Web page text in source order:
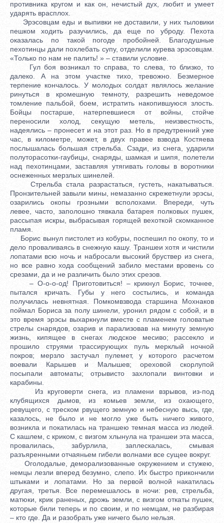
противника кругом и как он, нечистый дух, любит и умеет
ударять врасплох.
Эрэсовцам еды и выпивки не доставили, у них тыловики
пешком ходить разучились, да еще по уброду. Пехота
оказалась по такой погоде пробойней. Благодушные
пехотинцы дали похлебать супу, отделили курева эрэсовцам.
«Только по нам не палить! » – ставили условие.
Гул боя возникал то справа, то слева, то близко, то
далеко. А на этом участке тихо, тревожно. Безмерное
терпение кончалось. У молодых солдат являлось желание
ринуться в кромешную темноту, разрешить неведомое
томление пальбой, боем, истратить накопившуюся злость.
Бойцы постарше, натерпевшиеся от войны, стойче
переносили холод, секущую метель, неизвестность,
надеялись – пронесет и на этот раз. Но в предутренний уже
час, в километре, может, в двух правее взвода Костяева
послышалась большая стрельба. Сзади, из снега, ударили
полуторасотки-гаубицы, снаряды, шамкая и шипя, полетели
над пехотинцами, заставляя утягивать головы в воротники
оснеженных мерзлых шинелей.
Стрельба стала разрастаться, густеть, накатываться.
Пронзительней завыли мины, немазанно скрежетнули эрэсы,
озарились окопы грозными всполохами. Впереди, чуть
левее, часто, заполошно тявкала батарея полковых пушек,
рассыпая искры, выбрасывая горящей вехоткой скомканное
пламя.
Борис вынул пистолет из кобуры, поспешил по окопу, то и
дело проваливаясь в снежную кашу. Траншеи хотя и чистили
лопатами всю ночь и набросали высокий бруствер из снега,
но все равно хода сообщений забило местами вровень со
срезами, да и не различить было этих срезов.
– О-о-о-од! Приготовиться! – крикнул Борис, точнее,
пытался кричать. Губы у него состылись, и команда
получилась невнятная. Помкомвзвода старшина Мохнаков
поймал Бориса за полу шинели, уронил рядом с собой, и в
это время эрэсы выхаркнули вместе с пламенем головатые
стрелы снарядов, озарив и парализовав на минуту земную
жизнь, кипящее в снегах людское месиво; рассекло и
прошило струями трассирующих пуль мерклый ночной
покров; мерзло застучал пулемет, у которого расчетом
воевали Карышев и Малышев; ореховой скорлупой
посыпали автоматы; отрывисто захлопали винтовки и
карабины.
Из круговерти снега, из пламени взрывов, из-под
клубящихся дымов, из комьев земли, из охающего,
ревущего, с треском рвущего земную и небесную высь, где,
казалось, не было и не могло уже быть ничего живого,
возникла и покатилась на траншею темная масса из людей.
С кашлем, с криком, с визгом хлынула на траншеи эта масса,
провалилась, забурлила, заплескалась, смывая
разъяренными отчаяньем гибели волнами все сущее вокруг.
Оголодалые, деморализованные окружением и стужею,
немцы лезли вперед безумно, слепо. Их быстро прикончили
штыками и лопатами. Но за первой волной накатилась
другая, третья. Все перемешалось в ночи: рев, стрельба,
матюки, крик раненых, дрожь земли, с визгом откаты пушек,
которые били теперь и по своим, и по немцам, не разбирая
– кто где. Да и разобрать уже ничего было нельзя.